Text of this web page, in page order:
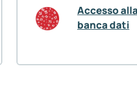
Accesso alla
banca dati